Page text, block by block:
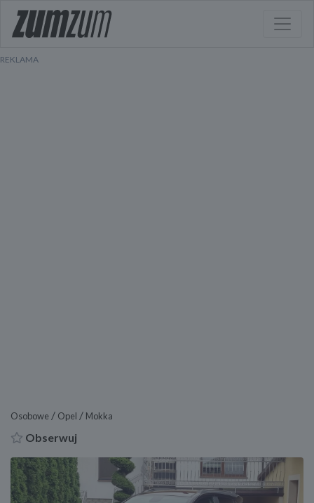
Osobowe / Opel / Mokka
Obserwuj